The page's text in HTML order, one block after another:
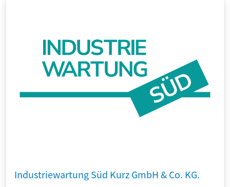
Industriewartung Süd Kurz GmbH & Co. KG.